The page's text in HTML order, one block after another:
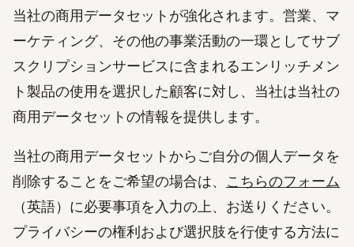
当社の商用データセットが強化されます。営業、マ
ーケティング、その他の事業活動の一環としてサブ
スクリプションサービスに含まれるエンリッチメン
ト製品の使用を選択した顧客に対し、当社は当社の
商用データセットの情報を提供します。
当社の商用データセットからご自分の個人データを
削除することをご希望の場合は、 こちらのフォーム
（英語）に必要事項を入力の上、お送りください。
プライバシーの権利および選択肢を行使する方法に